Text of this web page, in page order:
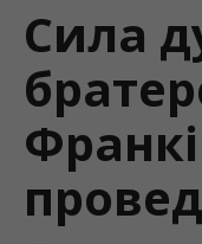
Сила